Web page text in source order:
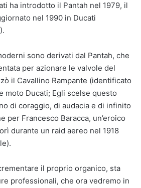
ha introdotto il Pantah nel 1979, il
nel 1990 in Ducati
sono derivati ​​dal Pantah, che
per azionare le valvole del
il Cavallino Rampante (identificato
moto Ducati; Egli scelse questo
di coraggio, di audacia e di infinito
per Francesco Baracca, un’eroico
durante un raid aereo nel 1918
il proprio organico, sta
professionali, che ora vedremo in